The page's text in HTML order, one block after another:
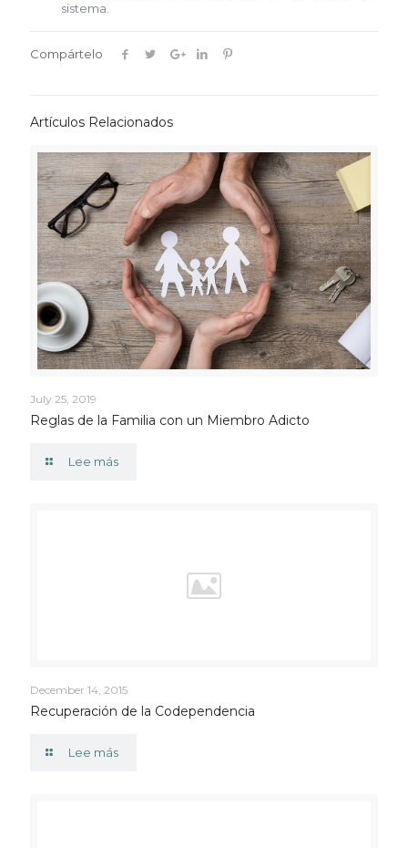
sistema.
Compártelo
Artículos Relacionados
July 25, 2019
Reglas de la Familia con un Miembro Adicto
Lee más
December 14, 2015
Recuperación de la Codependencia
Lee más